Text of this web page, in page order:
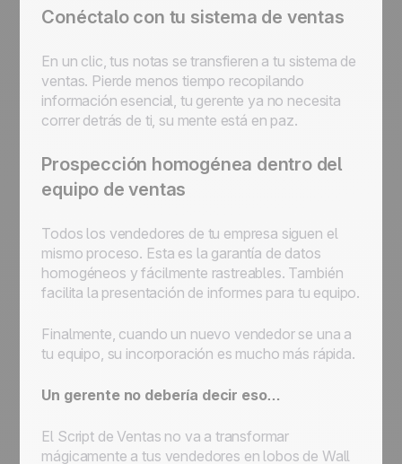
Conéctalo con tu sistema de ventas
En un clic, tus notas se transfieren a tu sistema de
ventas. Pierde menos tiempo recopilando
información esencial, tu gerente ya no necesita
correr detrás de ti, su mente está en paz.
Prospección homogénea dentro del
equipo de ventas
Todos los vendedores de tu empresa siguen el
mismo proceso. Esta es la garantía de datos
homogéneos y fácilmente rastreables. También
facilita la presentación de informes para tu equipo.
Finalmente, cuando un nuevo vendedor se una a
tu equipo, su incorporación es mucho más rápida.
Un gerente no debería decir eso…
El Script de Ventas no va a transformar
mágicamente a tus vendedores en lobos de Wall